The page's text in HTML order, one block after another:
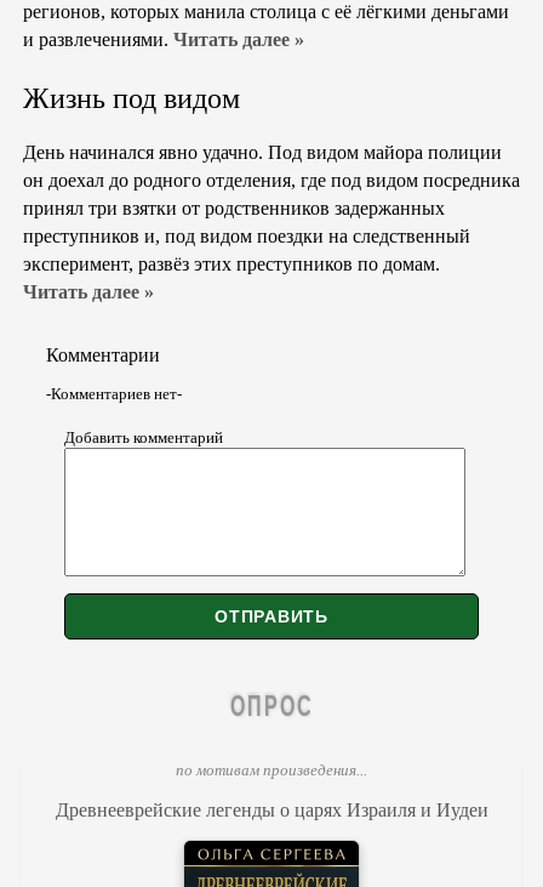
регионов, которых манила столица с её лёгкими деньгами
и развлечениями. Читать далее »
Жизнь под видом
День начинался явно удачно. Под видом майора полиции
он доехал до родного отделения, где под видом посредника
принял три взятки от родственников задержанных
преступников и, под видом поездки на следственный
эксперимент, развёз этих преступников по домам.
Читать далее »
Комментарии
-Комментариев нет-
Добавить комментарий
ОПРОС
по мотивам произведения...
Древнееврейские легенды о царях Израиля и Иудеи